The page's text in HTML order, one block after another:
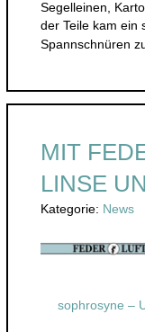
Segelleinen,
der Teile kam ein
Spannschnüren
MIT
LINSE
Kategorie: News
sophrosyne –